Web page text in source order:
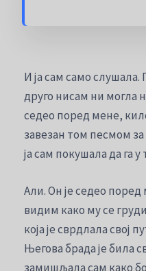
И ја сам само
друго нисам ни могла
седео поред мене,
завезан том песмом
ја сам покушала да га
Али. Он је седео
видим како му се
која је сврдлала свој
Његова брада је била
замишљала сам како